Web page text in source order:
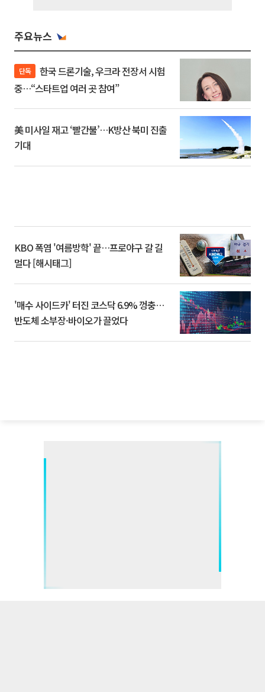
주요뉴스
단독
중…“스타트업 여러 곳 참여”
美 미사일 재고 ‘빨간불’…K방산 북미 진출
기대
KBO 폭염 '여름방학' 끝…프로야구 갈 길
멀다 [해시태그]
'매수 사이드카' 터진 코스닥 6.9% 껑충…
반도체 소부장·바이오가 끌었다